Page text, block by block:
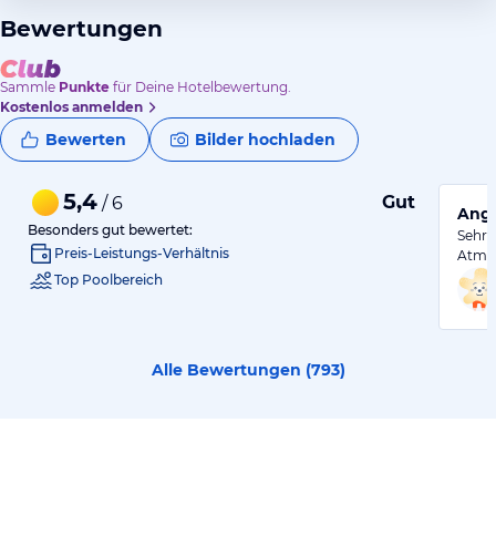
Bewertungen
Sammle Punkte für Deine Hotelbewertung.
Kostenlos anmelden
Bewerten Bilder hochladen
5,4 / 6 Gut
Besonders gut bewertet:
Preis-Leistungs-Verhältnis
Top Poolbereich
Sehr
Alle Bewertungen (793)